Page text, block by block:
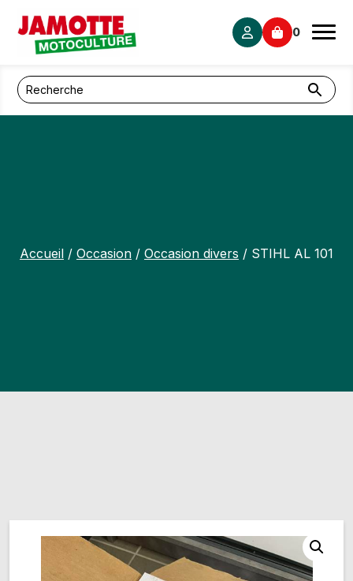
0
Accueil / Occasion / Occasion divers / STIHL AL 101